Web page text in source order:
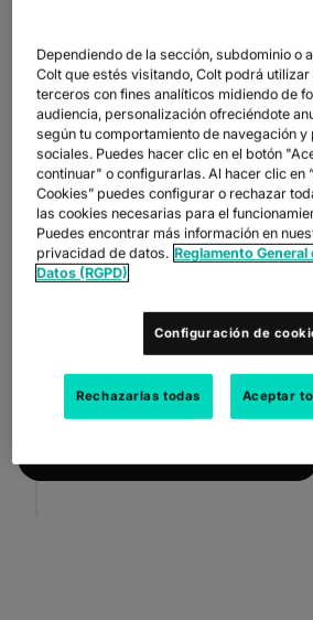
CONVERTIRSE EN EL
SOSTENIBLE PREFERIDO
Como empresa grande con operaciones
ejemplo cuando trabajamos con nuestros
y comunidades para reducir nuestro
Tenemos objetivos integrales de cero
plazo aprobados por la iniciativa de objetivos
(SBTi). Nuestro objetivo de cero emisiones
¿POR QUÉ ESTABLECER
BASADOS EN LA CIENCIA?
¿QUÉ ES EL ACUERDO DE
CAMBIO CLIMÁTICO?
Dependiendo de la sección, subdominio o
Colt que estés visitando, Colt podrá
terceros con fines analíticos midiendo de
audiencia, personalización ofreciéndote
según tu comportamiento de navegación y
sociales. Puedes hacer clic en el botón
continuar" o configurarlas. Al hacer clic en
Cookies” puedes configurar o rechazar
las cookies necesarias para el
Puedes encontrar más información en
privacidad de datos. Reglamento
Datos (RGPD)
Configuración de
Rechazarlas todas Aceptar